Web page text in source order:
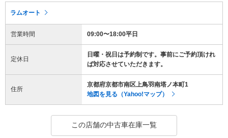
ラムオート
営業時間 09:00〜18:00平日
定休日
日曜・祝日は予約制です。事前にご予約頂けれ
ば対応させていただきます。
住所
京都府京都市南区上鳥羽南塔ノ本町1
地図を見る（Yahoo!マップ）
この店舗の中古車在庫一覧